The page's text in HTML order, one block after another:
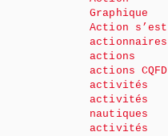
Graphique
Action s’est
actionnaires
actions
actions CQFD
activités
activités
nautiques
activités